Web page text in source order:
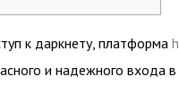
к даркнету, платформа
и надежного входа